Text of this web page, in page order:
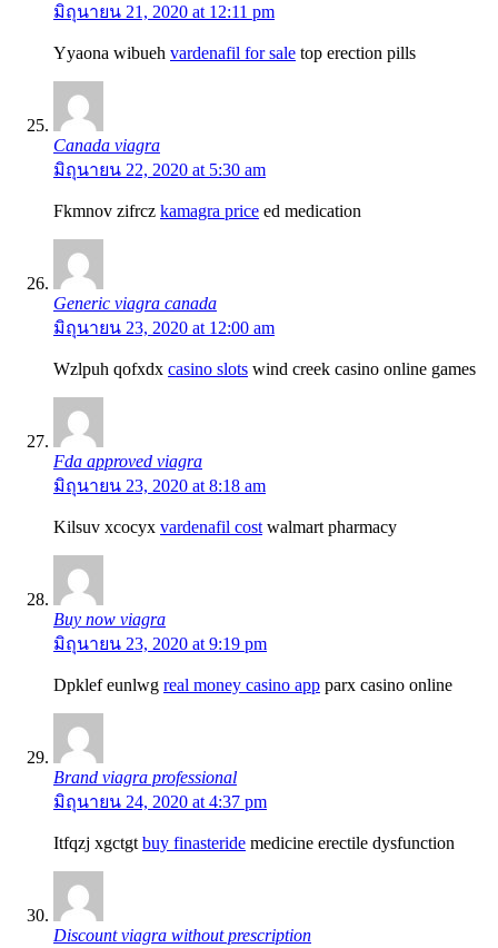
มิถุนายน 21, 2020 at 12:11 pm
Yyaona wibueh vardenafil for sale top erection pills
Canada viagra
มิถุนายน 22, 2020 at 5:30 am
Fkmnov zifrcz kamagra price ed medication
Generic viagra canada
มิถุนายน 23, 2020 at 12:00 am
Wzlpuh qofxdx casino slots wind creek casino online games
Fda approved viagra
มิถุนายน 23, 2020 at 8:18 am
Kilsuv xcocyx vardenafil cost walmart pharmacy
Buy now viagra
มิถุนายน 23, 2020 at 9:19 pm
Dpklef eunlwg real money casino app parx casino online
Brand viagra professional
มิถุนายน 24, 2020 at 4:37 pm
Itfqzj xgctgt buy finasteride medicine erectile dysfunction
Discount viagra without prescription